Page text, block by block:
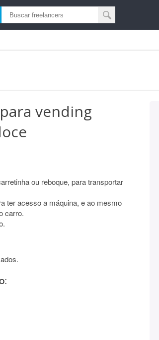
vending
ou reboque, para transportar
ter acesso a máquina, e ao mesmo
carro.